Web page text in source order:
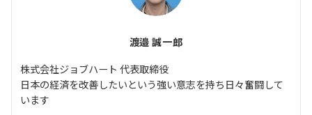
渡邉 誠一郎
株式会社ジョブハート 代表取締役
日本の経済を改善したいという強い意志を持ち日々奮闘して
います